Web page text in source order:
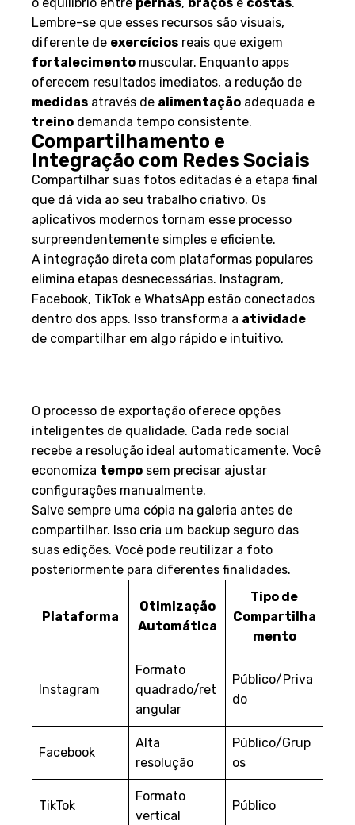
o equilíbrio entre pernas, braços e costas.
Lembre-se que esses recursos são visuais,
diferente de exercícios reais que exigem
fortalecimento muscular. Enquanto apps
oferecem resultados imediatos, a redução de
medidas através de alimentação adequada e
treino demanda tempo consistente.
Compartilhamento e
Integração com Redes Sociais
Compartilhar suas fotos editadas é a etapa final
que dá vida ao seu trabalho criativo. Os
aplicativos modernos tornam esse processo
surpreendentemente simples e eficiente.
A integração direta com plataformas populares
elimina etapas desnecessárias. Instagram,
Facebook, TikTok e WhatsApp estão conectados
dentro dos apps. Isso transforma a atividade
de compartilhar em algo rápido e intuitivo.
O processo de exportação oferece opções
inteligentes de qualidade. Cada rede social
recebe a resolução ideal automaticamente. Você
economiza tempo sem precisar ajustar
configurações manualmente.
Salve sempre uma cópia na galeria antes de
compartilhar. Isso cria um backup seguro das
suas edições. Você pode reutilizar a foto
posteriormente para diferentes finalidades.
Plataforma
Otimização
Automática
Tipo de
Compartilha
mento
Instagram
Formato
quadrado/ret
angular
Público/Priva
do
Facebook
Alta
resolução
Público/Grup
os
TikTok
Formato
vertical
Público